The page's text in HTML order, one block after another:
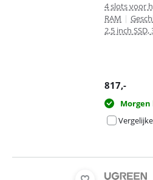
4 slots voor
RAM |
2,5 inch
817,-
Morgen